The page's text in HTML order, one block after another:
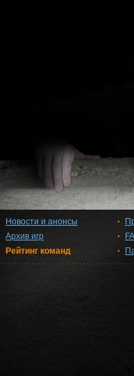
Новости и анонсы
Архив игр
Рейтинг команд